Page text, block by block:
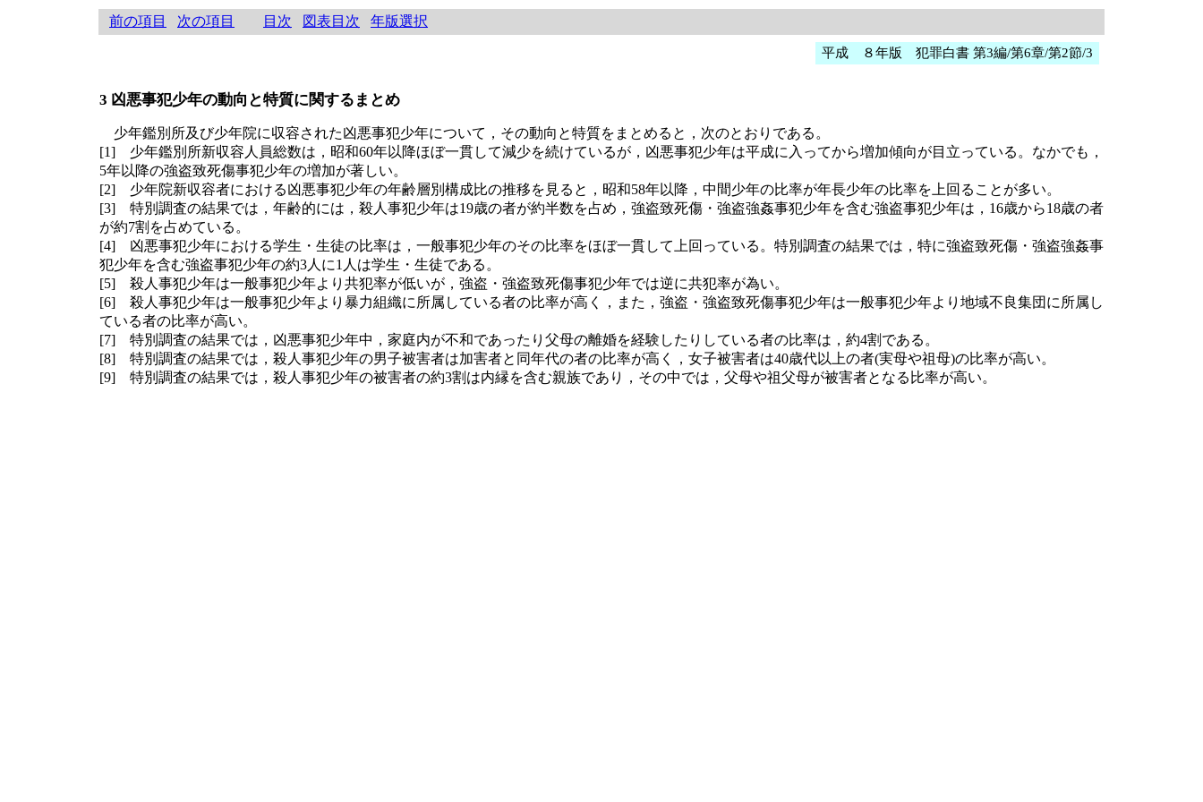
前の項目 次の項目 目次 図表目次 年版選択
平成 ８年版 犯罪白書 第3編/第6章/第2節/3
3 凶悪事犯少年の動向と特質に関するまとめ
少年鑑別所及び少年院に収容された凶悪事犯少年について，その動向と特質をまとめると，次のとおりである。
[1] 少年鑑別所新収容人員総数は，昭和60年以降ほぼ一貫して減少を続けているが，凶悪事犯少年は平成に入ってから増加傾向が目立っている。なかでも，
5年以降の強盗致死傷事犯少年の増加が著しい。
[2] 少年院新収容者における凶悪事犯少年の年齢層別構成比の推移を見ると，昭和58年以降，中間少年の比率が年長少年の比率を上回ることが多い。
[3] 特別調査の結果では，年齢的には，殺人事犯少年は19歳の者が約半数を占め，強盗致死傷・強盗強姦事犯少年を含む強盗事犯少年は，16歳から18歳の者
が約7割を占めている。
[4] 凶悪事犯少年における学生・生徒の比率は，一般事犯少年のその比率をほぼ一貫して上回っている。特別調査の結果では，特に強盗致死傷・強盗強姦事
犯少年を含む強盗事犯少年の約3人に1人は学生・生徒である。
[5] 殺人事犯少年は一般事犯少年より共犯率が低いが，強盗・強盗致死傷事犯少年では逆に共犯率が為い。
[6] 殺人事犯少年は一般事犯少年より暴力組織に所属している者の比率が高く，また，強盗・強盗致死傷事犯少年は一般事犯少年より地域不良集団に所属し
ている者の比率が高い。
[7] 特別調査の結果では，凶悪事犯少年中，家庭内が不和であったり父母の離婚を経験したりしている者の比率は，約4割である。
[8] 特別調査の結果では，殺人事犯少年の男子被害者は加害者と同年代の者の比率が高く，女子被害者は40歳代以上の者(実母や祖母)の比率が高い。
[9] 特別調査の結果では，殺人事犯少年の被害者の約3割は内縁を含む親族であり，その中では，父母や祖父母が被害者となる比率が高い。